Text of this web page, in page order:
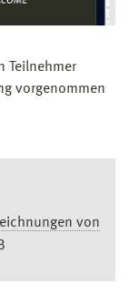
Teilnehmer
vorgenommen
von